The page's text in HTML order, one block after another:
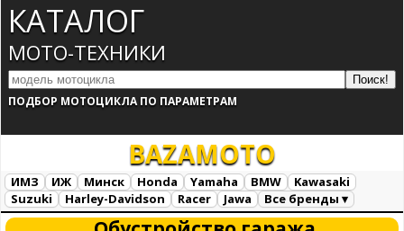
КАТАЛОГ
МОТО-ТЕХНИКИ
ПОДБОР МОТОЦИКЛА ПО ПАРАМЕТРАМ
BAZAMOTO
ИМЗ ИЖ Минск Honda Yamaha BMW
Kawasaki
Suzuki
Harley-Davidson Racer Jawa
Все бренды ▾
Все марки
Загрузка...